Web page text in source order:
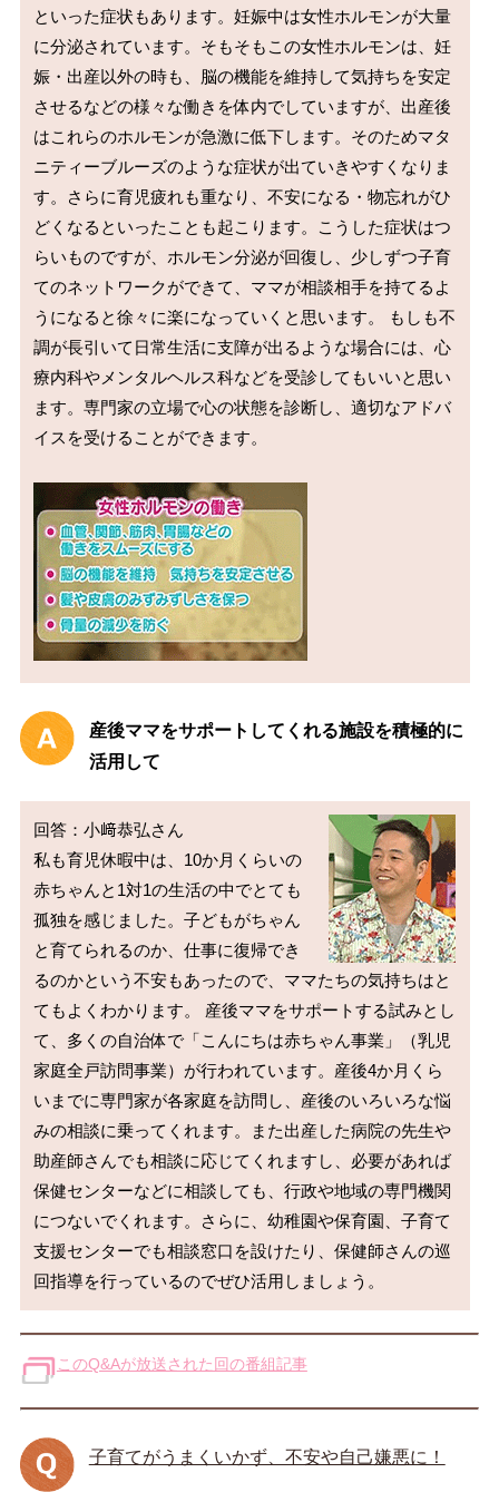
といった症状もあります。妊娠中は女性ホルモンが大量
に分泌されています。そもそもこの女性ホルモンは、妊
娠・出産以外の時も、脳の機能を維持して気持ちを安定
させるなどの様々な働きを体内でしていますが、出産後
はこれらのホルモンが急激に低下します。そのためマタ
ニティーブルーズのような症状が出ていきやすくなりま
す。さらに育児疲れも重なり、不安になる・物忘れがひ
どくなるといったことも起こります。こうした症状はつ
らいものですが、ホルモン分泌が回復し、少しずつ子育
てのネットワークができて、ママが相談相手を持てるよ
うになると徐々に楽になっていくと思います。 もしも不
調が長引いて日常生活に支障が出るような場合には、心
療内科やメンタルヘルス科などを受診してもいいと思い
ます。専門家の立場で心の状態を診断し、適切なアドバ
イスを受けることができます。
産後ママをサポートしてくれる施設を積極的に
活用して
回答：小﨑恭弘さん
私も育児休暇中は、10か月くらいの
赤ちゃんと1対1の生活の中でとても
孤独を感じました。子どもがちゃん
と育てられるのか、仕事に復帰でき
るのかという不安もあったので、ママたちの気持ちはと
てもよくわかります。 産後ママをサポートする試みとし
て、多くの自治体で「こんにちは赤ちゃん事業」（乳児
家庭全戸訪問事業）が行われています。産後4か月くら
いまでに専門家が各家庭を訪問し、産後のいろいろな悩
みの相談に乗ってくれます。また出産した病院の先生や
助産師さんでも相談に応じてくれますし、必要があれば
保健センターなどに相談しても、行政や地域の専門機関
につないでくれます。さらに、幼稚園や保育園、子育て
支援センターでも相談窓口を設けたり、保健師さんの巡
回指導を行っているのでぜひ活用しましょう。
このQ&Aが放送された回の番組記事
子育てがうまくいかず、不安や自己嫌悪に！